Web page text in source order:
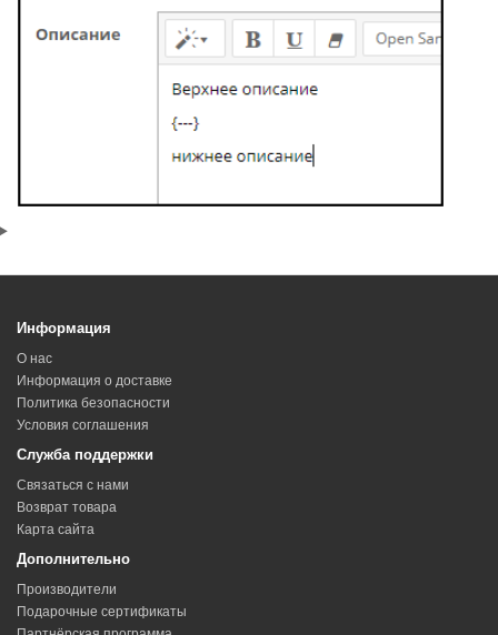
Информация
О нас
Информация о доставке
Политика безопасности
Условия соглашения
Служба поддержки
Связаться с нами
Возврат товара
Карта сайта
Дополнительно
Производители
Подарочные сертификаты